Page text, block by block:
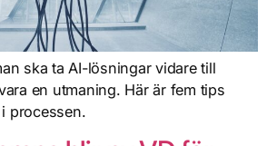
ska ta AI-lösningar vidare till
en utmaning. Här är fem tips
processen.